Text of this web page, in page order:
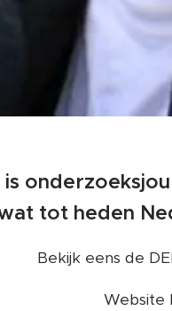
is
tot heden
Bekijk eens de
Website